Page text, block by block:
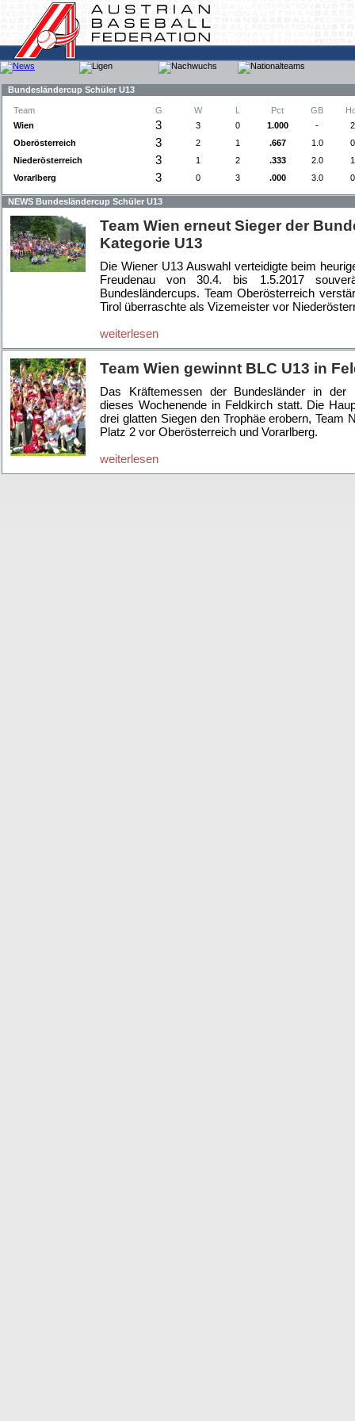
Bundesländercup Schüler U13
Team G W L Pct GB
Wien
3 3 0 1.000 -
Oberösterreich
3 2 1 .667 1.0
Niederösterreich
3 1 2 .333 2.0
Vorarlberg
3 0 3 .000 3.0
NEWS Bundesländercup Schüler U13
Team Wien erneut Sieger der
Kategorie U13
Die Wiener U13 Auswahl verteidigte beim
Freudenau von 30.4. bis 1.5.2017
Bundesländercups. Team Oberösterreich
Tirol überraschte als Vizemeister vor
weiterlesen
Team Wien gewinnt BLC U13 in
Das Kräftemessen der Bundesländer in der
dieses Wochenende in Feldkirch statt. Die
drei glatten Siegen den Trophäe erobern, Team
Platz 2 vor Oberösterreich und Vorarlberg.
weiterlesen